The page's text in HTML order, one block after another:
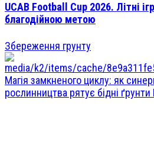
UCAB Football Cup 2026. Літні
благодійною метою
Збереження грунту
Магія замкненого циклу: як
рослинництва рятує бідні